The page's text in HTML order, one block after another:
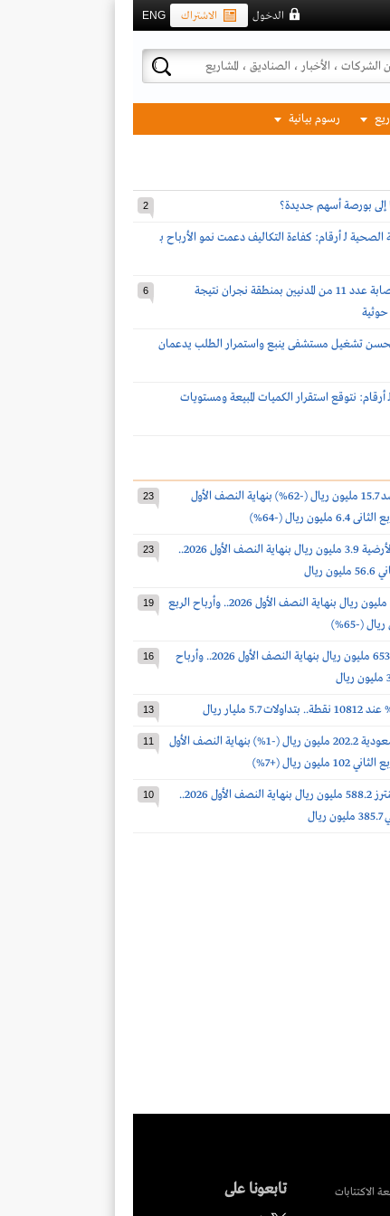
ENG الاشتراك الدخول
رسوم بيانية
إلى بورصة أسهم جديدة؟ 2
لـ أرقام: كفاءة التكاليف دعمت نمو الأرباح بـ
قوات التحالف: إصابة عدد 11 من المدنيين بمنطقة نجران نتيجة
حوثية
6
تحسن تشغيل مستشفى ينبع واستمرار الطلب يدعمان
نتوقع استقرار الكميات المبيعة ومستويات
أرباح صالح الراشد 15.7 مليون ريال (-62%) بنهاية النصف الأول
23
أرباح الخدمات الأرضية 3.9 مليون ريال بنهاية النصف الأول 2026..
23
أرباح الدواء 52.5 مليون ريال بنهاية النصف الأول 2026.. وأرباح الربع
19
أرباح أكوا باور 653.2 مليون ريال بنهاية النصف الأول 2026.. وأرباح
16
13
أرباح أسمنت السعودية 202.2 مليون ريال (-1%) بنهاية النصف الأول
11
أرباح سينومي سنترز 588.2 مليون ريال بنهاية النصف الأول 2026..
10
الاكتتابات تابعونا على